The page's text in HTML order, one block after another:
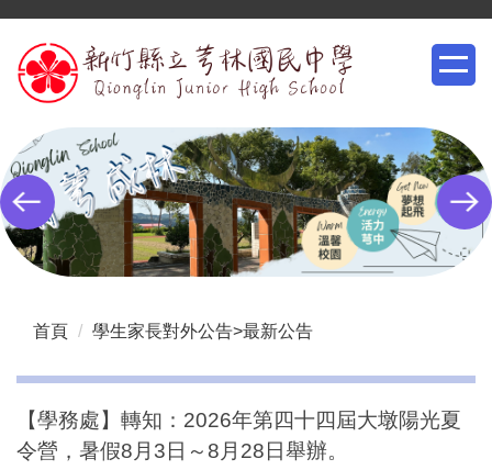
到
主
內
容
區
首頁 學生家長對外公告>最新公告
【學務處】轉知：2026年第四十四屆大墩陽光夏
令營，暑假8月3日～8月28日舉辦。